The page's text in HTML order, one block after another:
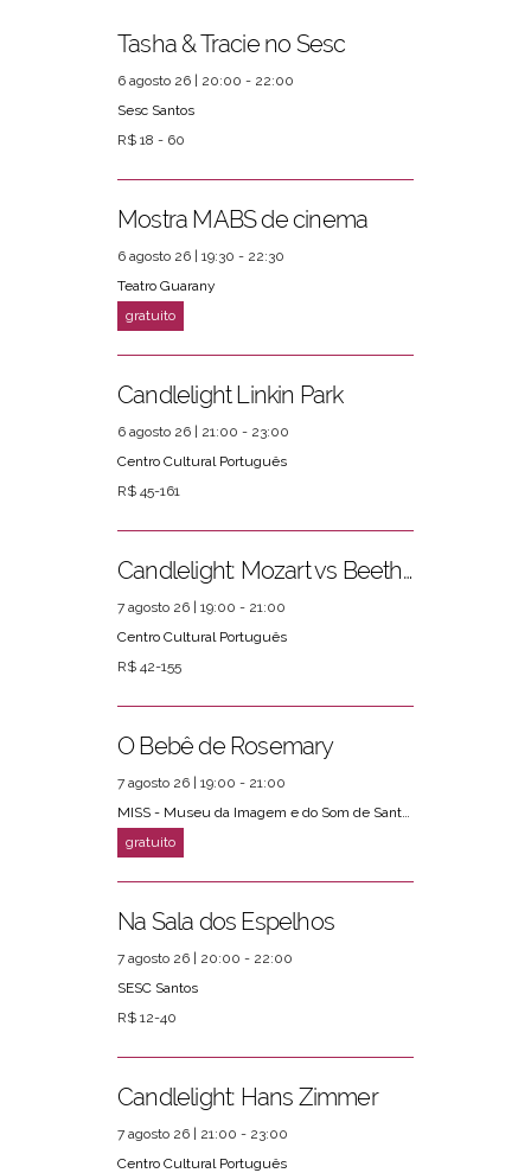
Tasha & Tracie no Sesc
6 agosto 26 | 20:00 - 22:00
Sesc Santos
R$ 18 - 60
Mostra MABS de cinema
6 agosto 26 | 19:30 - 22:30
Teatro Guarany
Candlelight Linkin Park
6 agosto 26 | 21:00 - 23:00
Centro Cultural Português
R$ 45-161
Candlelight: Mozart vs Beethoven
7 agosto 26 | 19:00 - 21:00
Centro Cultural Português
R$ 42-155
O Bebê de Rosemary
7 agosto 26 | 19:00 - 21:00
MISS - Museu da Imagem e do Som de Santos
Na Sala dos Espelhos
7 agosto 26 | 20:00 - 22:00
SESC Santos
R$ 12-40
Candlelight: Hans Zimmer
7 agosto 26 | 21:00 - 23:00
Centro Cultural Português